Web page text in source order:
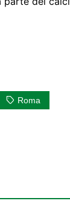
Roma